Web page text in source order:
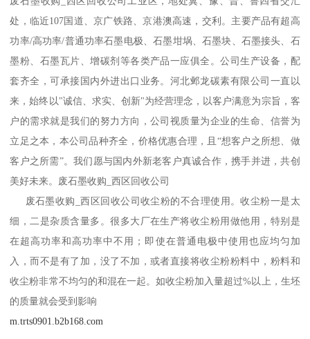
处，临近107国道、京广铁路、京港澳高速，交利。主要产品有超高
功率/高功率/普通功率石墨电极、石墨坩埚、石墨块、石墨接头、石
墨粉、石墨瓦片、增碳剂等各类产品一应俱全。公司生产设备，配
套齐全，可承接国内外进出口业务。河北邺龙碳素有限公司一直以
来，始终以"诚信、求实、创新"为经营理念，以客户满意为宗旨，客
户的需求就是我们的努力方向，公司视质量为企业的生命、信誉为
立足之本，本公司品种齐全，价格优惠合理，且“想客户之所想、做
客户之所需”。我们愿与国内外新老客户真诚合作，携手并进，共创
美好未来。废石墨收购_西区回收公司
废石墨收购_西区回收公司收尘粉的不合理使用。收尘粉一是太
细，二是杂质含量多。很多大厂在生产将收尘粉用做他用，特别是
在超高功率和高功率中不用；即使在普通电极中使用也应均匀加
入，而不是有了加，没了不加，或者直接将收尘粉粉料中，粉料和
收尘粉非常不均匀的和混在一起。如收尘粉加入量超过%以上，生坯
的质量就会受到影响
m.trts0901.b2b168.com